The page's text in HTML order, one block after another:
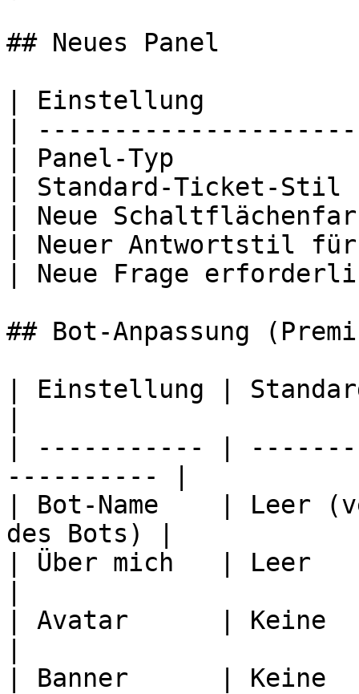
## Neues Panel
| Einstellung
|
| Panel-Typ
| Standard-Ticket-
| Neue
| Neuer Antwortstil
| Neue Frage
## Bot-Anpassung
| Einstellung |
| ----------- |
---------- |
| Bot-Name    | Leer
des Bots) |
| Über mich   | Leer
| Avatar      | Keine
| Banner      | Keine